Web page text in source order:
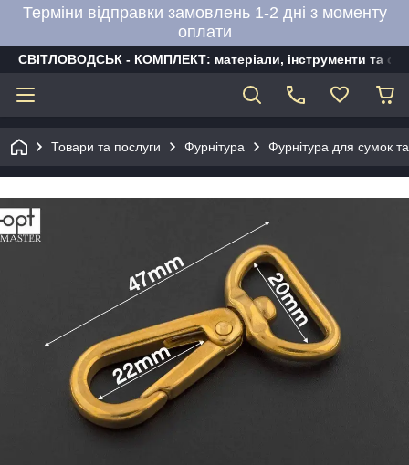
Терміни відправки замовлень 1-2 дні з моменту
оплати
СВІТЛОВОДСЬК - КОМПЛЕКТ: матеріали, інструменти та
Товари та послуги Фурнітура Фурнітура для сумок